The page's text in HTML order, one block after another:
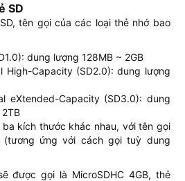
SD
tên gọi của các loại thẻ nhớ bao
dung lượng 128MB ~ 2GB
High-Capacity (SD2.0): dung lượng
eXtended-Capacity (SD3.0): dung
ba kích thước khác nhau, với tên gọi
(tương ứng với cách gọi tuỳ dung
được gọi là MicroSDHC 4GB, thẻ